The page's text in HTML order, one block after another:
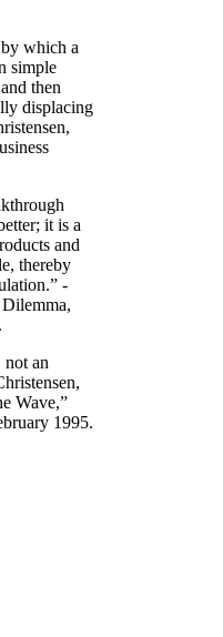
which a
simple
then
displacing
it is a
and
thereby
-
not an
Wave,”
1995.